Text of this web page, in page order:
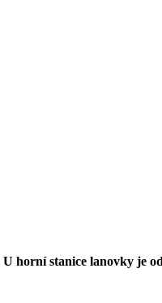
stanice lanovky je